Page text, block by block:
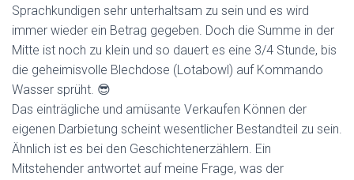
Sprachkundigen sehr unterhaltsam zu sein und es wird
immer wieder ein Betrag gegeben. Doch die Summe in der
Mitte ist noch zu klein und so dauert es eine 3/4 Stunde, bis
die geheimisvolle Blechdose (Lotabowl) auf Kommando
Wasser sprüht. 😎
Das einträgliche und amüsante Verkaufen Können der
eigenen Darbietung scheint wesentlicher Bestandteil zu sein.
Ähnlich ist es bei den Geschichtenerzählern. Ein
Mitstehender antwortet auf meine Frage, was der